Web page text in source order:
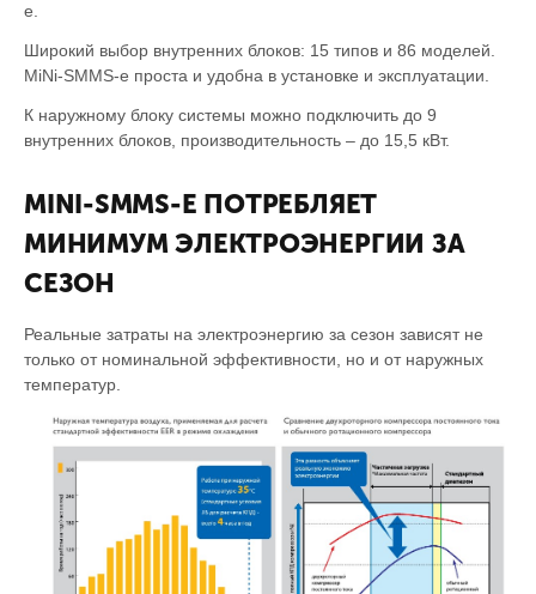
e.
Широкий выбор внутренних блоков: 15 типов и 86 моделей.
MiNi-SMMS-e проста и удобна в установке и эксплуатации.
К наружному блоку системы можно подключить до 9
внутренних блоков, производительность – до 15,5 кВт.
MINI-SMMS-E ПОТРЕБЛЯЕТ
МИНИМУМ ЭЛЕКТРОЭНЕРГИИ ЗА
СЕЗОН
Реальные затраты на электроэнергию за сезон зависят не
только от номинальной эффективности, но и от наружных
температур.